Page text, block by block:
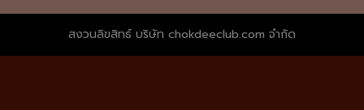
สงวนลิขสิทธ์ บริษัท chokdeeclub.com จำกัด